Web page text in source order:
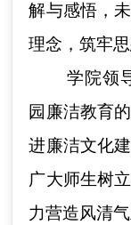
解与感悟，
理念，筑牢思
学院领
园廉洁教育
进廉洁文化
广大师生树
力营造风清